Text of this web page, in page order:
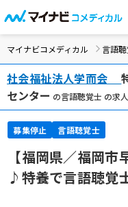
マイナビコメディカル 言語
社会福祉法人学而会
センター の言語聴覚士 の求
募集停止 言語聴覚士
【福岡県／福岡
♪特養で言語聴覚